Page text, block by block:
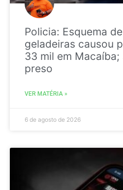
Policia: Esquema
geladeiras causou
33 mil em
preso
VER MATÉRIA »
6 de agosto de 2026